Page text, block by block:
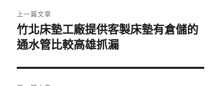
章
導
覽
上一篇文章
上
一
文
章:
竹北床墊工廠提供客製床墊有倉儲的
通水管比較高雄抓漏